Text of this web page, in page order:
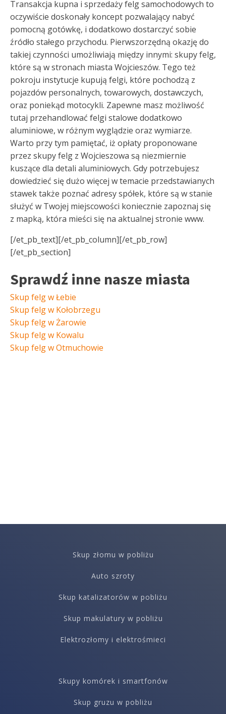
Transakcja kupna i sprzedaży felg samochodowych to
oczywiście doskonały koncept pozwalający nabyć
pomocną gotówkę, i dodatkowo dostarczyć sobie
źródło stałego przychodu. Pierwszorzędną okazję do
takiej czynności umożliwiają między innymi: skupy felg,
które są w stronach miasta Wojcieszów. Tego też
pokroju instytucje kupują felgi, które pochodzą z
pojazdów personalnych, towarowych, dostawczych,
oraz poniekąd motocykli. Zapewne masz możliwość
tutaj przehandlować felgi stalowe dodatkowo
aluminiowe, w różnym wyglądzie oraz wymiarze.
Warto przy tym pamiętać, iż opłaty proponowane
przez skupy felg z Wojcieszowa są niezmiernie
kuszące dla detali aluminiowych. Gdy potrzebujesz
dowiedzieć się dużo więcej w temacie przedstawianych
stawek także poznać adresy spółek, które są w stanie
służyć w Twojej miejscowości koniecznie zapoznaj się
z mapką, która mieści się na aktualnej stronie www.
[/et_pb_text][/et_pb_column][/et_pb_row]
[/et_pb_section]
Sprawdź inne nasze miasta
Skup felg w Łebie
Skup felg w Kołobrzegu
Skup felg w Żarowie
Skup felg w Kowalu
Skup felg w Otmuchowie
Skup złomu w pobliżu
Auto szroty
Skup katalizatorów w pobliżu
Skup makulatury w pobliżu
Elektrozłomy i elektrośmieci
Skupy komórek i smartfonów
Skup gruzu w pobliżu